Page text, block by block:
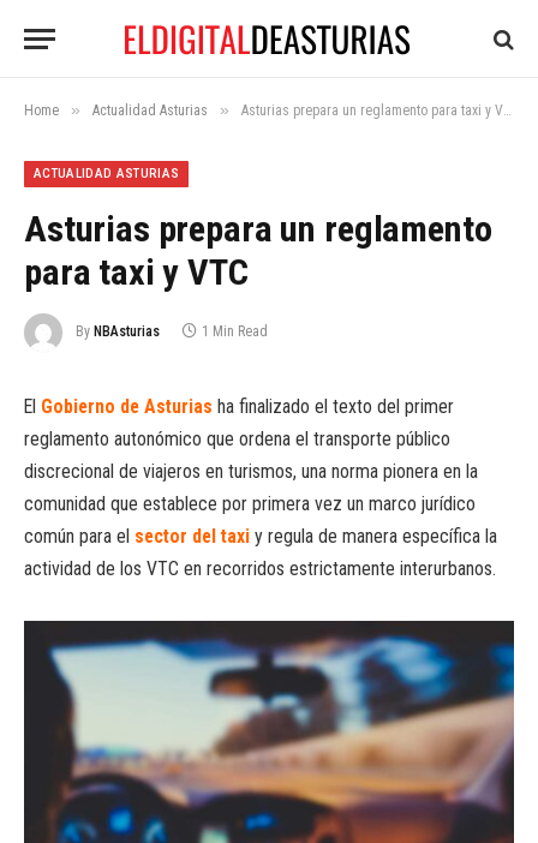
Home » Actualidad Asturias » Asturias prepara un reglamento para taxi y VTC
ACTUALIDAD ASTURIAS
Asturias prepara un reglamento
para taxi y VTC
By NBAsturias 1 Min Read
El Gobierno de Asturias ha finalizado el texto del primer
reglamento autonómico que ordena el transporte público
discrecional de viajeros en turismos, una norma pionera en la
comunidad que establece por primera vez un marco jurídico
común para el sector del taxi y regula de manera específica la
actividad de los VTC en recorridos estrictamente interurbanos.